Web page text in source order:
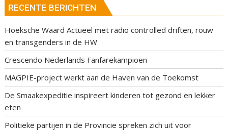
RECENTE BERICHTEN
Hoeksche Waard Actueel met radio controlled driften, rouw
en transgenders in de HW
Crescendo Nederlands Fanfarekampioen
MAGPIE-project werkt aan de Haven van de Toekomst
De Smaakexpeditie inspireert kinderen tot gezond en lekker
eten
Politieke partijen in de Provincie spreken zich uit voor